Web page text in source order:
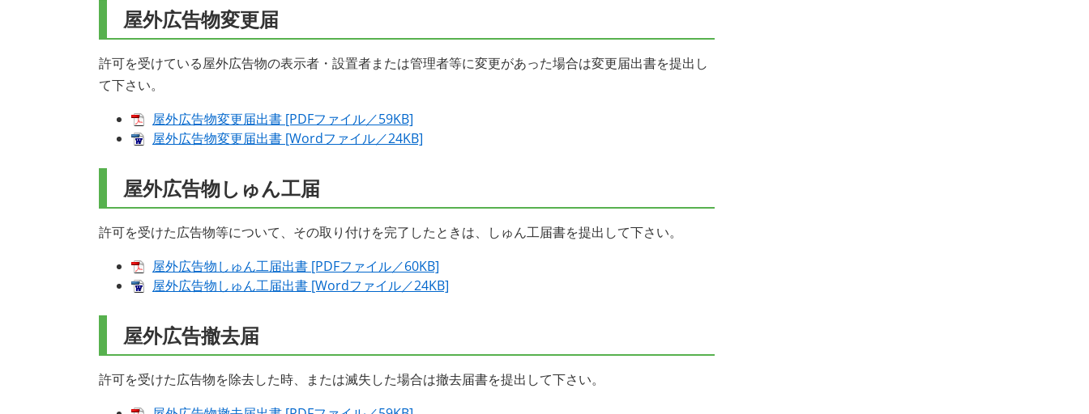
屋外広告物変更届
許可を受けている屋外広告物の表示者・設置者または管理者等に変更があった場合は変更届出書を提出し
て下さい。
屋外広告物変更届出書 [PDFファイル／59KB]
屋外広告物変更届出書 [Wordファイル／24KB]
屋外広告物しゅん工届
許可を受けた広告物等について、その取り付けを完了したときは、しゅん工届書を提出して下さい。
屋外広告物しゅん工届出書 [PDFファイル／60KB]
屋外広告物しゅん工届出書 [Wordファイル／24KB]
屋外広告撤去届
許可を受けた広告物を除去した時、または滅失した場合は撤去届書を提出して下さい。